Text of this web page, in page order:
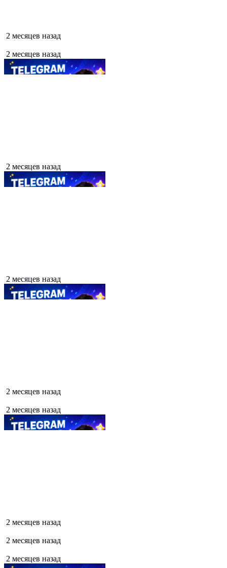
2 месяцев назад
2 месяцев назад
2 месяцев назад
2 месяцев назад
2 месяцев назад
2 месяцев назад
2 месяцев назад
2 месяцев назад
2 месяцев назад